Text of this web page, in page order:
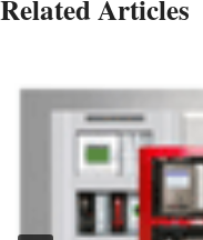
Related Articles